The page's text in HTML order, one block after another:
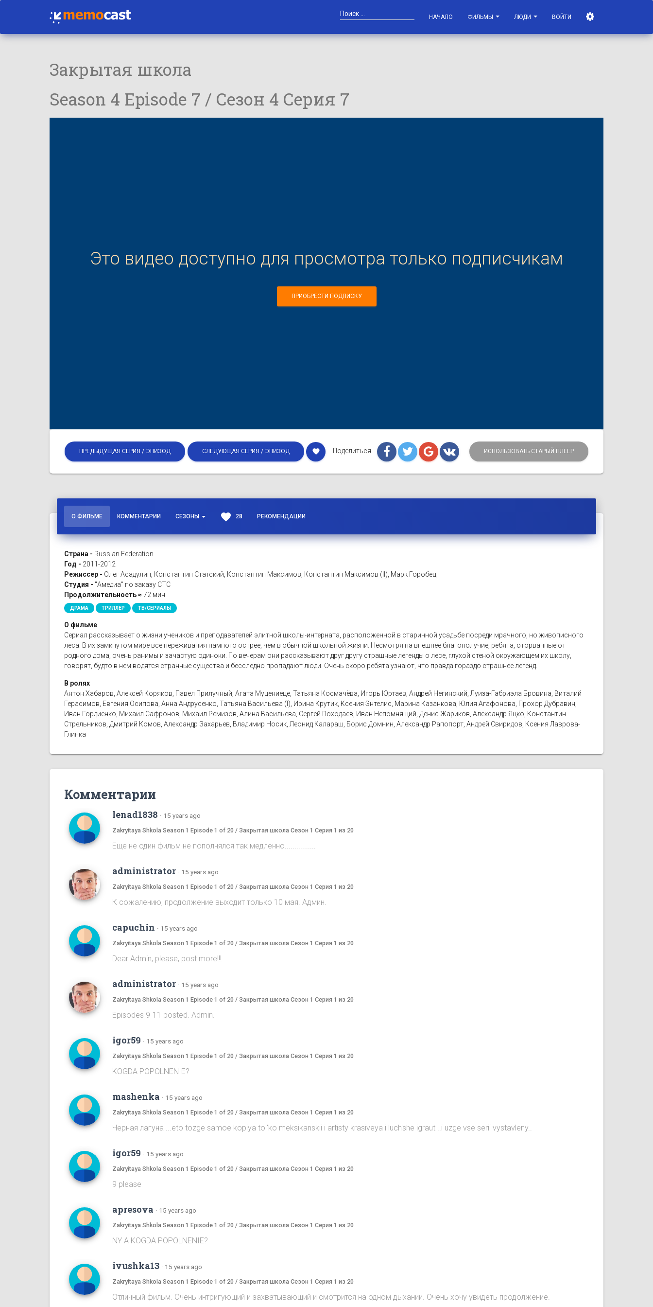
НАЧАЛО ФИЛЬМЫ ЛЮДИ ВОЙТИ
Закрытая школа
Season 4 Episode 7 / Сезон 4 Серия 7
Это видео доступно для просмотра только подписчикам
ПРИОБРЕСТИ ПОДПИСКУ
ПРЕДЫДУЩАЯ СЕРИЯ / ЭПИЗОД СЛЕДУЮЩАЯ СЕРИЯ / ЭПИЗОД favorite Поделиться ИСПОЛЬЗОВАТЬ СТАРЫЙ ПЛЕЕР
О ФИЛЬМЕ КОММЕНТАРИИ СЕЗОНЫ favorite 28 РЕКОМЕНДАЦИИ
Страна - Russian Federation
Год - 2011-2012
Режиссер - Олег Асадулин, Константин Статский, Константин Максимов, Константин Максимов (II), Марк Горобец
Студия - "Амедиа" по заказу СТС
Продолжительность ≈ 72 мин
ДРАМА ТРИЛЛЕР ТВ/СЕРИАЛЫ
О фильме
Сериал рассказывает о жизни учеников и преподавателей элитной школы-интерната, расположенной в старинной усадьбе посреди мрачного, но живописного
леса. В их замкнутом мире все переживания намного острее, чем в обычной школьной жизни. Несмотря на внешнее благополучие, ребята, оторванные от
родного дома, очень ранимы и зачастую одиноки. По вечерам они рассказывают друг другу страшные легенды о лесе, глухой стеной окружающем их школу,
говорят, будто в нем водятся странные существа и бесследно пропадают люди. Очень скоро ребята узнают, что правда гораздо страшнее легенд.
В ролях
Антон Хабаров, Алексей Коряков, Павел Прилучный, Агата Муцениеце, Татьяна Космачёва, Игорь Юртаев, Андрей Негинский, Луиза-Габриэла Бровина, Виталий
Герасимов, Евгения Осипова, Анна Андрусенко, Татьяна Васильева (I), Ирина Крутик, Ксения Энтелис, Марина Казанкова, Юлия Агафонова, Прохор Дубравин,
Иван Гордиенко, Михаил Сафронов, Михаил Ремизов, Алина Васильева, Сергей Походаев, Иван Непомнящий, Денис Жариков, Александр Яцко, Константин
Стрельников, Дмитрий Комов, Александр Захарьев, Владимир Носик, Леонид Калараш, Борис Домнин, Александр Рапопорт, Андрей Свиридов, Ксения Лаврова-
Глинка
Комментарии
lenad1838 · 15 years ago
Zakryitaya Shkola Season 1 Episode 1 of 20 / Закрытая школа Сезон 1 Серия 1 из 20
Еще не один фильм не пополнялся так медленно................
administrator · 15 years ago
Zakryitaya Shkola Season 1 Episode 1 of 20 / Закрытая школа Сезон 1 Серия 1 из 20
К сожалению, продолжение выходит только 10 мая. Админ.
capuchin · 15 years ago
Zakryitaya Shkola Season 1 Episode 1 of 20 / Закрытая школа Сезон 1 Серия 1 из 20
Dear Admin, please, post more!!!
administrator · 15 years ago
Zakryitaya Shkola Season 1 Episode 1 of 20 / Закрытая школа Сезон 1 Серия 1 из 20
Episodes 9-11 posted. Admin.
igor59 · 15 years ago
Zakryitaya Shkola Season 1 Episode 1 of 20 / Закрытая школа Сезон 1 Серия 1 из 20
KOGDA POPOLNENIE?
mashenka · 15 years ago
Zakryitaya Shkola Season 1 Episode 1 of 20 / Закрытая школа Сезон 1 Серия 1 из 20
Черная лагуна ...eto tozge samoe kopiya tol'ko meksikanskii i artisty krasiveya i luch'she igraut ..i uzge vse serii vystavleny..
igor59 · 15 years ago
Zakryitaya Shkola Season 1 Episode 1 of 20 / Закрытая школа Сезон 1 Серия 1 из 20
9 please
apresova · 15 years ago
Zakryitaya Shkola Season 1 Episode 1 of 20 / Закрытая школа Сезон 1 Серия 1 из 20
NY A KOGDA POPOLNENIE?
ivushka13 · 15 years ago
Zakryitaya Shkola Season 1 Episode 1 of 20 / Закрытая школа Сезон 1 Серия 1 из 20
Отличный фильм. Очень интригующий и захватывающий и смотрится на одном дыхании. Очень хочу увидеть продолжение.